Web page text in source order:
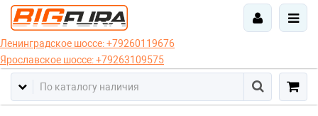
Ленинградское шоссе:+79260119676
Ярославское шоссе:+79263109575